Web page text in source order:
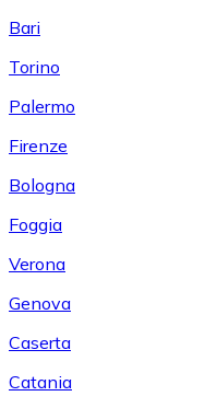
Bari
Torino
Palermo
Firenze
Bologna
Foggia
Verona
Genova
Caserta
Catania